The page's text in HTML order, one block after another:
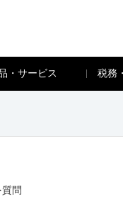
・サービス 税務
問